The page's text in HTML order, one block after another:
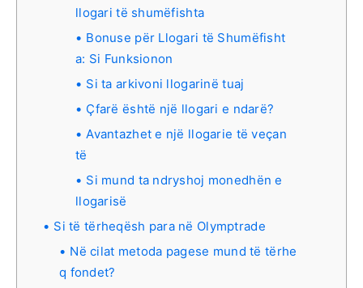
llogari të shumëfishta
Bonuse për Llogari të Shumëfisht
a: Si Funksionon
Si ta arkivoni llogarinë tuaj
Çfarë është një llogari e ndarë?
Avantazhet e një llogarie të veçan
të
Si mund ta ndryshoj monedhën e
llogarisë
Si të tërheqësh para në Olymptrade
Në cilat metoda pagese mund të tërhe
q fondet?